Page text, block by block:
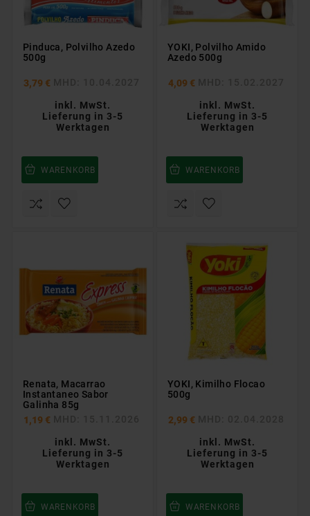
Pinduca, Polvilho Azedo
500g
3,79 €
inkl. MwSt.
Lieferung in 3-5
Werktagen
WARENKORB
YOKI, Polvilho Amido
Azedo 500g
4,09 €
inkl. MwSt.
Lieferung in 3-5
Werktagen
WARENKORB
Renata, Macarrao
Instantaneo Sabor
Galinha 85g
1,19 €
inkl. MwSt.
Lieferung in 3-5
Werktagen
WARENKORB
YOKI, Kimilho Flocao
500g
2,99 €
inkl. MwSt.
Lieferung in 3-5
Werktagen
WARENKORB